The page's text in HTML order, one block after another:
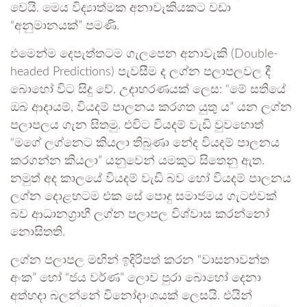
වෙයි. මෙය විද්‍යාත්මක අනාවැකියකට වඩා
“අනුමානයක්” පමණි.
එමෙන්ම දෙපැත්තටම ගැලපෙන අනාවැකි (Double-
headed Predictions) පැවසීම ද ලග්න පලාපලවල දී
බොහෝ විට සිදු වේ. උදාහරණයක් ලෙස: “මේ සතියේ
ඔබ ආදායම්, වියදම් පාලනය කරගත යුතු ය” යන ලග්න
පලාපලය ගැන සිතමු. එවිට වියදම් වැඩි වුවහොත්
“මගේ ලග්නෙට කියලා තිබුණා නේද වියදම් පාලනය
කරගන්න කියලා” යනුවෙන් යමකුට සිතෙනු ඇත.
නමුත් අද කාලයේ වියදම් වැඩි බව හෝ වියදම් පාලනය
ලග්න දොළහටම එක සේ පොදු සමාජමය ගැටළුවක්
බව ආධානග්‍රාහී ලග්න පලාපල විශ්වාස කරන්නෝ
නොසිතති.
ලග්න පලාපල මඟින් ඉදිරිපත් කරන “වාසනාවන්ත
අංක” හෝ “ජය වර්ණ” ලොව පුරා බොහෝ දෙනා
අත්හදා බලන්නේ විනෝදාංශයක් ලෙසයි. එයින්